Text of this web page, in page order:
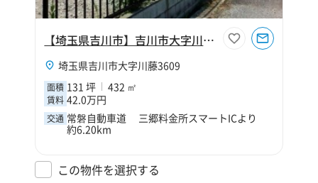
【埼玉県吉川市】吉川市大字川藤131坪倉庫
埼玉県吉川市大字川藤3609
面積 131 坪 432 ㎡
賃料 42.0万円
交通 常磐自動車道 三郷料金所スマートICより
約6.20km
この物件を選択する